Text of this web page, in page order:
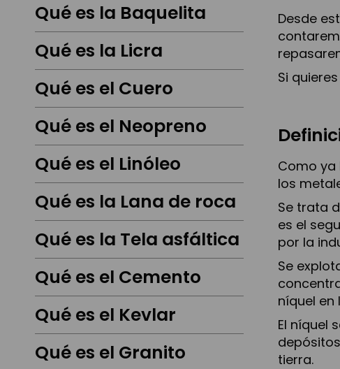
Desde
Si
Como ya
los
Se trata
es el
por la
Se
níquel
El níquel
tierra.
Qué es la Baquelita
Qué es la Licra
Qué es el Cuero
Qué es el Neopreno
Qué es el Linóleo
Qué es la Lana de roca
Qué es la Tela asfáltica
Qué es el Cemento
Qué es el Kevlar
Qué es el Granito